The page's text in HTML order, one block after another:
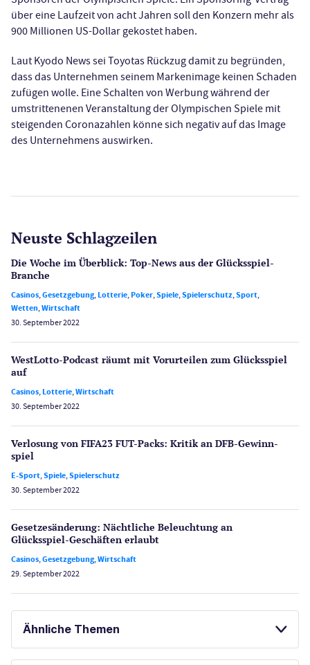
über eine Laufzeit von acht Jahren soll den Konzern mehr als
900 Millionen US-Dollar gekostet haben.
Laut Kyodo News sei Toyotas Rückzug damit zu begründen,
dass das Unternehmen seinem Markenimage keinen Schaden
zufügen wolle. Eine Schalten von Werbung während der
umstrittenenen Veranstaltung der Olympischen Spiele mit
steigenden Coronazahlen könne sich negativ auf das Image
des Unternehmens auswirken.
Neuste Schlagzeilen
Die Woche im Überblick: Top-News aus der Glücksspiel-
Branche
Casinos,Gesetzgebung,Lotterie,Poker,Spiele,Spielerschutz,Sport,
Wetten,Wirtschaft
30. September 2022
WestLotto-Podcast räumt mit Vorurteilen zum Glücksspiel
auf
Casinos,Lotterie,Wirtschaft
30. September 2022
Verlosung von FIFA23 FUT-Packs: Kritik an DFB-Gewinn­
spiel
E-Sport,Spiele,Spielerschutz
30. September 2022
Gesetzes­änderung: Nächtliche Beleuch­tung an
Glücksspiel-Geschäften erlaubt
Casinos,Gesetzgebung,Wirtschaft
29. September 2022
Ähnliche Themen
SPORTWETTEN